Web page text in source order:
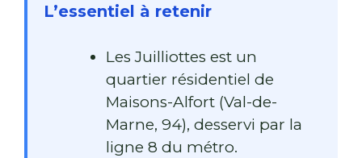
L’essentiel à retenir
Les Juilliottes est un
quartier résidentiel de
Maisons-Alfort (Val-de-
Marne, 94), desservi par la
ligne 8 du métro.